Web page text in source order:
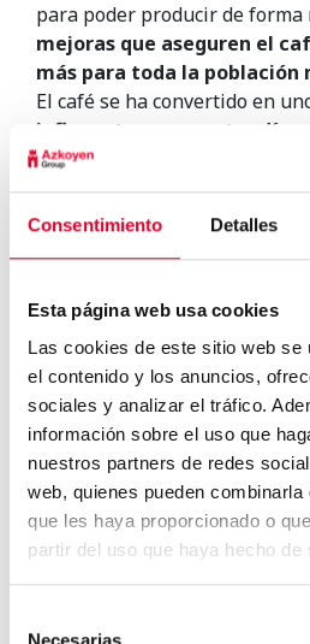
Consentimiento Detalles
Esta página web usa cookies
Las cookies de este sitio web se
el contenido y los anuncios,
sociales y analizar el tráfico.
información sobre el uso que
nuestros partners de redes
web, quienes pueden
que les haya proporcionado o
partir del uso que haya hecho
Necesarias
para poder producir de forma
mejoras que aseguren el
más para toda la población
El café se ha convertido en
influyentes en nuestro día a
consumimos por la mañana,
noches, en nuestros hogares,
restaurantes, solos o en
recolección y producción del
Cosecha